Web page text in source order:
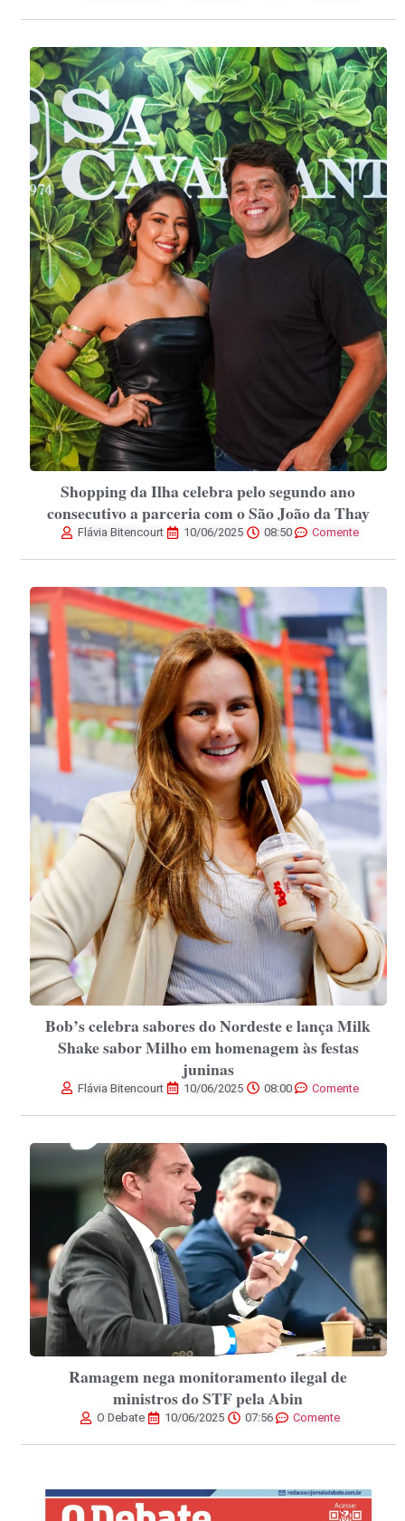
Shopping da Ilha celebra pelo segundo ano
consecutivo a parceria com o São João da Thay
Flávia Bitencourt 10/06/2025 08:50 Comente
Bob’s celebra sabores do Nordeste e lança Milk
Shake sabor Milho em homenagem às festas
juninas
Flávia Bitencourt 10/06/2025 08:00 Comente
Ramagem nega monitoramento ilegal de
ministros do STF pela Abin
O Debate 10/06/2025 07:56 Comente